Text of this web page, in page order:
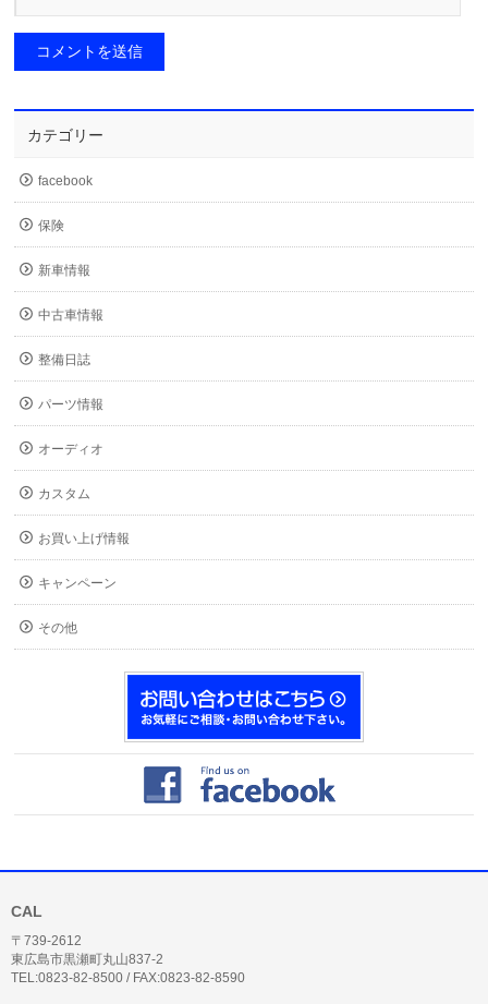
カテゴリー
facebook
保険
新車情報
中古車情報
整備日誌
パーツ情報
オーディオ
カスタム
お買い上げ情報
キャンペーン
その他
CAL
〒739-2612
東広島市黒瀬町丸山837-2
TEL:0823-82-8500 / FAX:0823-82-8590